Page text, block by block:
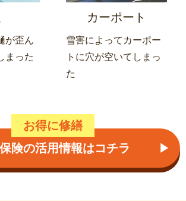
が歪ん
まった
カーポート
雪害によってカーポー
トに穴が空いてしまっ
た
お得に修繕
険の活用情報はコチラ
▶︎